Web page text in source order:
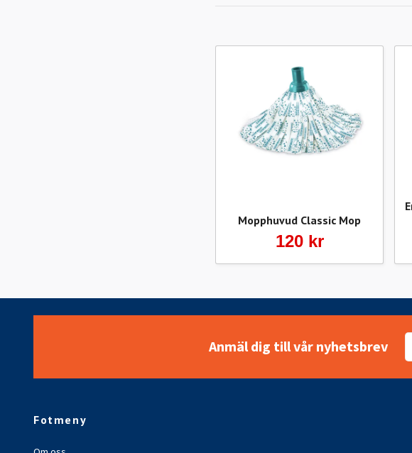
Mopphuvud Classic Mop
120 kr
Anmäl dig till vår nyhetsbrev
Fotmeny